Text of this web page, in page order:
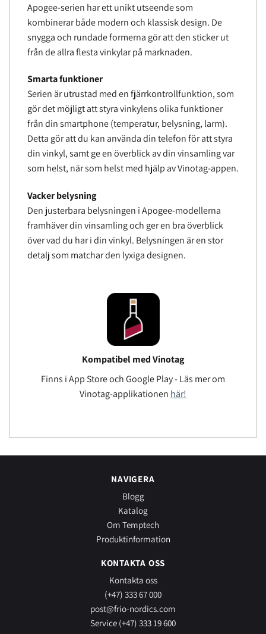
Apogee-serien har ett unikt utseende som
kombinerar både modern och klassisk design. De
snygga och rundade formerna gör att den sticker ut
från de allra flesta vinkylar på marknaden.
Smarta funktioner
Serien är utrustad med en fjärrkontrollfunktion, som
gör det möjligt att styra vinkylens olika funktioner
från din smartphone (temperatur, belysning, larm).
Detta gör att du kan använda din telefon för att styra
din vinkyl, samt ge en överblick av din vinsamling var
som helst, när som helst med hjälp av Vinotag-appen.
Vacker belysning
Den justerbara belysningen i Apogee-modellerna
framhäver din vinsamling och ger en bra överblick
över vad du har i din vinkyl. Belysningen är en stor
detalj som matchar den lyxiga designen.
Kompatibel med Vinotag
Finns i App Store och Google Play - Läs mer om
Vinotag-applikationen här!
NAVIGERA
Blogg
Katalog
Om Temptech
Produktinformation
KONTAKTA OSS
Kontakta oss
(+47) 333 67 000
post@frio-nordics.com
Service (+47) 333 19 600